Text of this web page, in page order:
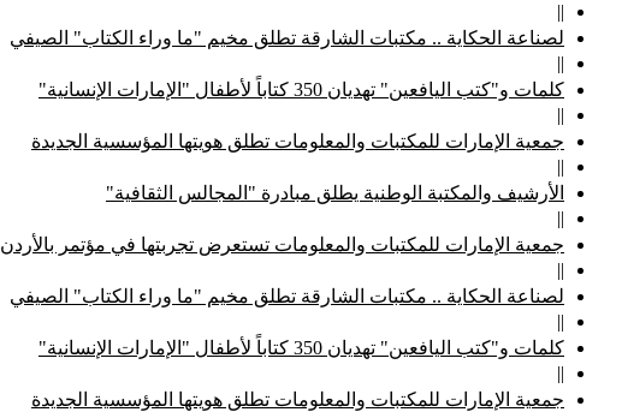
||
لصناعة الحكاية .. مكتبات الشارقة تطلق مخيم "ما وراء الكتاب" الصيفي
||
كلمات و"كتب اليافعين" تهديان 350 كتاباً لأطفال "الإمارات الإنسانية"
||
جمعية الإمارات للمكتبات والمعلومات تطلق هويتها المؤسسية الجديدة
||
الأرشيف والمكتبة الوطنية يطلق مبادرة "المجالس الثقافية"
||
جمعية الإمارات للمكتبات والمعلومات تستعرض تجربتها في مؤتمر بالأردن
||
لصناعة الحكاية .. مكتبات الشارقة تطلق مخيم "ما وراء الكتاب" الصيفي
||
كلمات و"كتب اليافعين" تهديان 350 كتاباً لأطفال "الإمارات الإنسانية"
||
جمعية الإمارات للمكتبات والمعلومات تطلق هويتها المؤسسية الجديدة